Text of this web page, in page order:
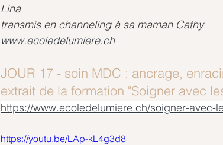
Lina
transmis en channeling à sa maman Cathy
www.ecoledelumiere.ch
JOUR 17 - soin MDC : ancrage,
extrait de la formation "Soigner avec
https://www.ecoledelumiere.ch/soigner-avec-
https://youtu.be/LAp-kL4g3d8